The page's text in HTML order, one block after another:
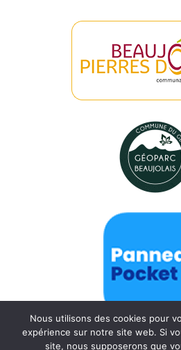
Nous utilisons des cookies pour
expérience sur notre site web. Si
site, nous supposerons que